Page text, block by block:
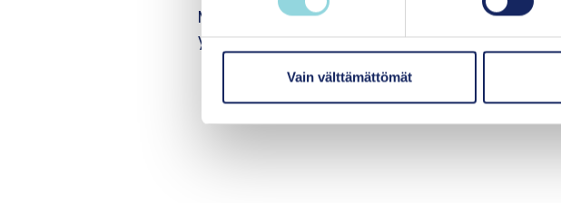
s
u
k
Vain välttämättömät
Mikäli sinulla on kysyttävää tapahtumasta, ole
yhteydessä Jonnaan.